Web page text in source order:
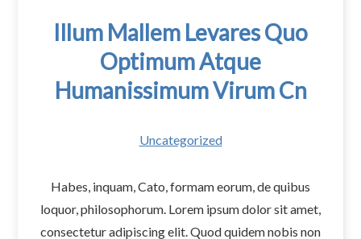
Illum Mallem Levares Quo
Optimum Atque
Humanissimum Virum Cn
Uncategorized
Habes, inquam, Cato, formam eorum, de quibus
loquor, philosophorum. Lorem ipsum dolor sit amet,
consectetur adipiscing elit. Quod quidem nobis non